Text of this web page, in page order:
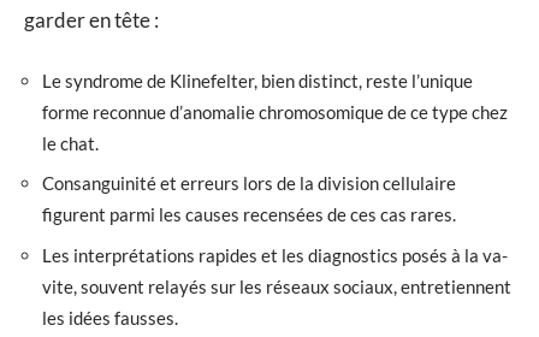
garder en tête :
Le syndrome de Klinefelter, bien distinct, reste l’unique
forme reconnue d’anomalie chromosomique de ce type chez
le chat.
Consanguinité et erreurs lors de la division cellulaire
figurent parmi les causes recensées de ces cas rares.
Les interprétations rapides et les diagnostics posés à la va-
vite, souvent relayés sur les réseaux sociaux, entretiennent
les idées fausses.